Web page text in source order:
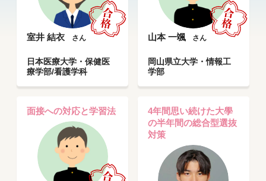
室井 結衣 さん
日本医療大学・保健医
療学部/看護学科
山本 一颯 さん
岡山県立大学・情報工
学部
面接への対応と学習法
4年間思い続けた大學
の半年間の総合型選抜
対策